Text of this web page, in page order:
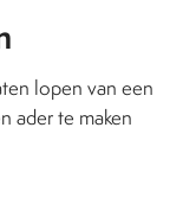
lopen van een
ader te maken